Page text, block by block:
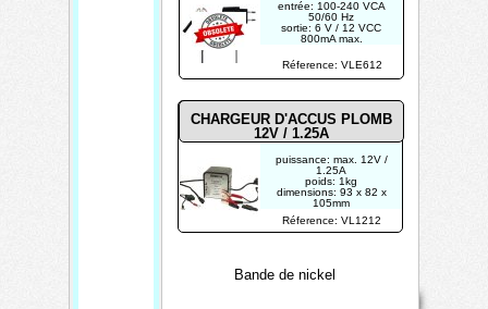
entrée: 100-240 VCA
50/60 Hz
sortie: 6 V / 12 VCC
800mA max.
8 Ah, 12 V 5-8Ah
batterie de plomb
rechargeable
Réference: VLE612
puissance: max. 12V /
1.25A
poids: 1kg
dimensions: 93 x 82 x
105mm
longueur câble de
sortie: 190cm
Réference: VL1212
CHARGEUR D'ACCUS PLOMB
12V / 1.25A
Bande de nickel